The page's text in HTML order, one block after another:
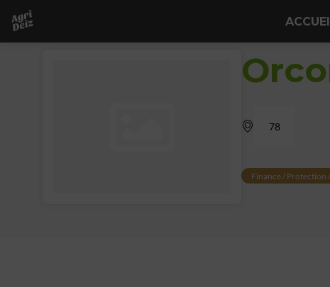
78
Finance / Protection